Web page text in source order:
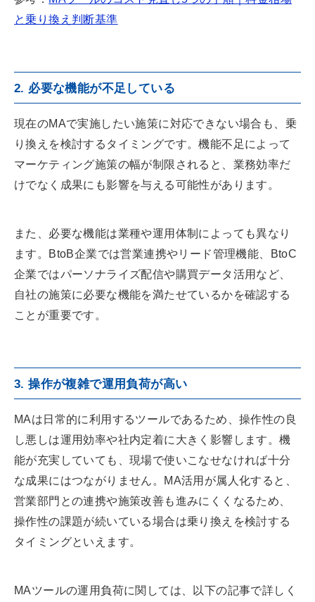
と乗り換え判断基準
2. 必要な機能が不足している
現在のMAで実施したい施策に対応できない場合も、乗
り換えを検討するタイミングです。機能不足によって
マーケティング施策の幅が制限されると、業務効率だ
けでなく成果にも影響を与える可能性があります。
また、必要な機能は業種や運用体制によっても異なり
ます。BtoB企業では営業連携やリード管理機能、BtoC
企業ではパーソナライズ配信や購買データ活用など、
自社の施策に必要な機能を満たせているかを確認する
ことが重要です。
3. 操作が複雑で運用負荷が高い
MAは日常的に利用するツールであるため、操作性の良
し悪しは運用効率や社内定着に大きく影響します。機
能が充実していても、現場で使いこなせなければ十分
な成果にはつながりません。MA活用が属人化すると、
営業部門との連携や施策改善も進みにくくなるため、
操作性の課題が続いている場合は乗り換えを検討する
タイミングといえます。
MAツールの運用負荷に関しては、以下の記事で詳しく